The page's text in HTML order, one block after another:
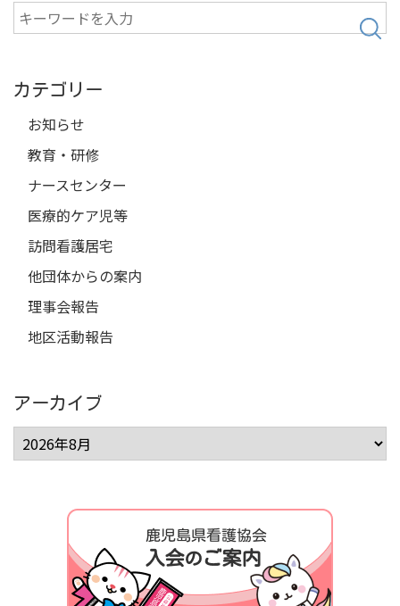
検
カテゴリー
お知らせ
教育・研修
ナースセンター
医療的ケア児等
訪問看護居宅
他団体からの案内
理事会報告
地区活動報告
アーカイブ